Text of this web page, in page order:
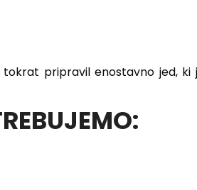
pripravil enostavno jed,